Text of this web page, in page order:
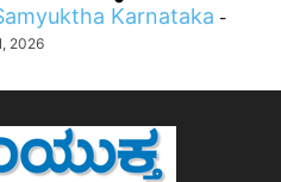
Karnataka -
2026